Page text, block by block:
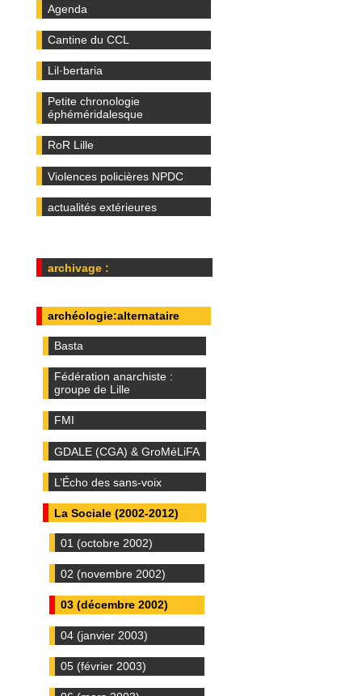
Agenda
Cantine du CCL
Lil·bertaria
Petite chronologie
éphéméridalesque
RoR Lille
Violences policières NPDC
actualités extérieures
archivage :
archéologie:alternataire
Basta
Fédération anarchiste :
groupe de Lille
FMI
GDALE (CGA) & GroMéLiFA
L’Écho des sans-voix
La Sociale (2002-2012)
01 (octobre 2002)
02 (novembre 2002)
03 (décembre 2002)
04 (janvier 2003)
05 (février 2003)